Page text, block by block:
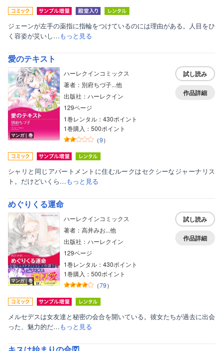
ジェーンが左手の薬指に指輪をつけているのには理由がある。人目をひ
く容姿が災いし…もっと見る
愛のテキスト
マンガ｜巻
ハーレクインコミックス
著者：別府ちづ子...他
出版社：ハーレクイン
129ページ
1巻レンタル：430ポイント
1巻購入：500ポイント
（9）
試し読み
作品詳細
シャリと同じアパートメントに住むルークはセクシーなジャーナリス
ト。だけどいくら…もっと見る
めぐりくる運命
マンガ｜巻
ハーレクインコミックス
著者：高井みお...他
出版社：ハーレクイン
129ページ
1巻レンタル：430ポイント
1巻購入：500ポイント
（79）
試し読み
作品詳細
メルセデスは女友達と秘密の会合を開いている。彼女たちが過去に出会
った、魅力的だ…もっと見る